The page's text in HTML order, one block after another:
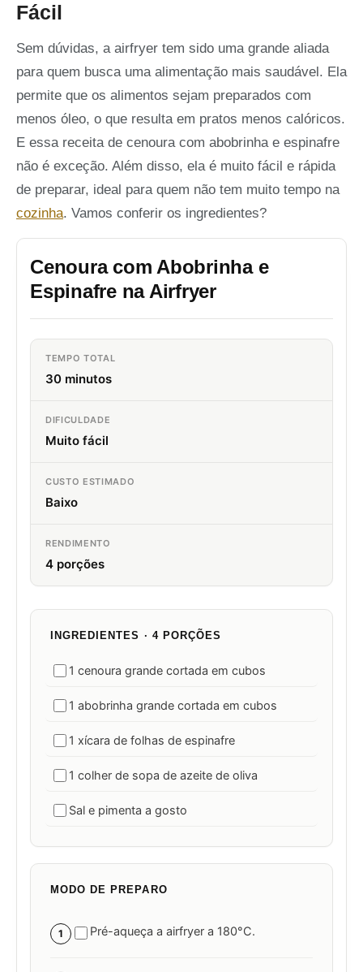
Fácil
Sem dúvidas, a airfryer tem sido uma grande aliada
para quem busca uma alimentação mais saudável. Ela
permite que os alimentos sejam preparados com
menos óleo, o que resulta em pratos menos calóricos.
E essa receita de cenoura com abobrinha e espinafre
não é exceção. Além disso, ela é muito fácil e rápida
de preparar, ideal para quem não tem muito tempo na
cozinha. Vamos conferir os ingredientes?
Cenoura com Abobrinha e
Espinafre na Airfryer
TEMPO TOTAL
30 minutos
DIFICULDADE
Muito fácil
CUSTO ESTIMADO
Baixo
RENDIMENTO
4 porções
INGREDIENTES · 4 PORÇÕES
1 cenoura grande cortada em cubos
1 abobrinha grande cortada em cubos
1 xícara de folhas de espinafre
1 colher de sopa de azeite de oliva
Sal e pimenta a gosto
MODO DE PREPARO
1 Pré-aqueça a airfryer a 180°C.